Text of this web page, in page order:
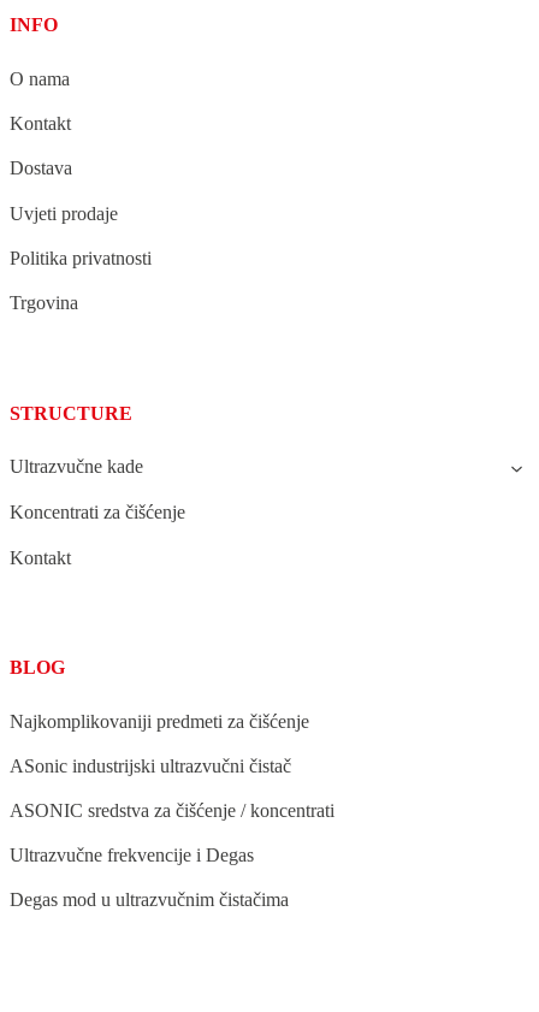
INFO
O nama
Kontakt
Dostava
Uvjeti prodaje
Politika privatnosti
Trgovina
STRUCTURE
Ultrazvučne kade
Koncentrati za čišćenje
Kontakt
BLOG
Najkomplikovaniji predmeti za čišćenje
ASonic industrijski ultrazvučni čistač
ASONIC sredstva za čišćenje / koncentrati
Ultrazvučne frekvencije i Degas
Degas mod u ultrazvučnim čistačima